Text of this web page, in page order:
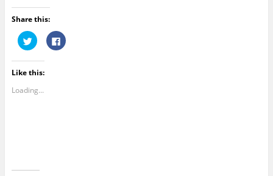
Share this:
C
l
c
k
t
s
h
t
C
l
Like this:
Loading...